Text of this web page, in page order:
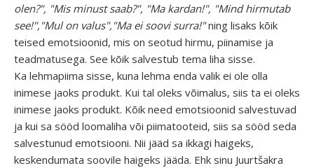
olen?", "Mis minust saab?", "Ma kardan!", "Mind hirmutab
see!","Mul on valus","Ma ei soovi surra!"ning lisaks kõik
teised emotsioonid, mis on seotud hirmu, piinamise ja
teadmatusega. See kõik salvestub tema liha sisse.
Ka lehmapiima sisse, kuna lehma enda valik ei ole olla
inimese jaoks produkt. Kui tal oleks võimalus, siis ta ei oleks
inimese jaoks produkt. Kõik need emotsioonid salvestuvad
ja kui sa sööd loomaliha või piimatooteid, siis sa sööd seda
salvestunud emotsiooni. Nii jääd sa ikkagi haigeks,
keskendumata soovile haigeks jääda. Ehk sinu Juurtšakra